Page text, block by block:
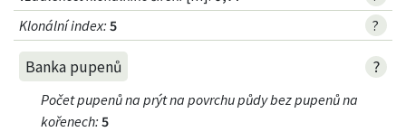
Klonální index: 5 ?
Banka pupenů ?
Počet pupenů na prýt na povrchu půdy bez pupenů na
kořenech: 5